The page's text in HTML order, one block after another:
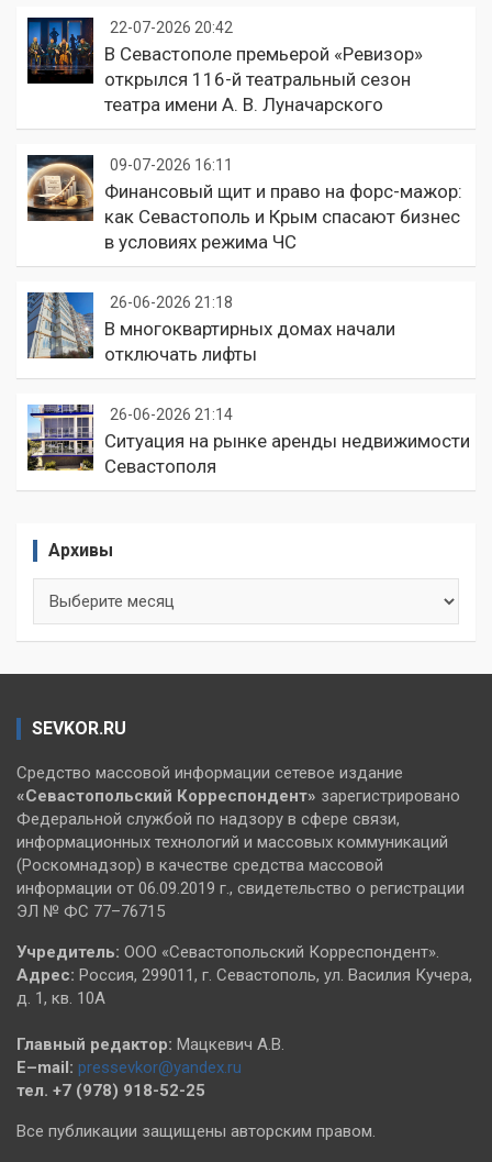
22-07-2026 20:42
В Севастополе премьерой «Ревизор»
открылся 116-й театральный сезон
театра имени А. В. Луначарского
09-07-2026 16:11
Финансовый щит и право на форс-мажор:
как Севастополь и Крым спасают бизнес
в условиях режима ЧС
26-06-2026 21:18
В многоквартирных домах начали
отключать лифты
26-06-2026 21:14
Ситуация на рынке аренды недвижимости
Севастополя
Архивы
SEVKOR.RU
Средство массовой информации сетевое издание
«Севастопольский Корреспондент» зарегистрировано
Федеральной службой по надзору в сфере связи,
информационных технологий и массовых коммуникаций
(Роскомнадзор) в качестве средства массовой
информации от 06.09.2019 г., свидетельство о регистрации
ЭЛ № ФС 77–76715
Учредитель: ООО «Севастопольский Корреспондент».
Адрес: Россия, 299011, г. Севастополь, ул. Василия Кучера,
д. 1, кв. 10А
Главный редактор: Мацкевич А.В.
E–mail: pressevkor@yandex.ru
тел. +7 (978) 918-52-25
Все публикации защищены авторским правом.